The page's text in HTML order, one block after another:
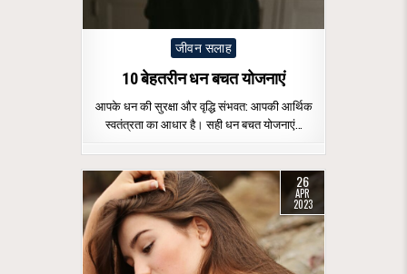
Posted
जीवन सलाह
10 बेहतरीन धन बचत योजनाएं
आपके धन की सुरक्षा और वृद्धि संभवत: आपकी आर्थिक
स्वतंत्रता का आधार है। सही धन बचत योजनाएं…
26
APR
2023